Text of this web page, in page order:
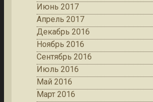
Июнь 2017
Апрель 2017
Декабрь 2016
Ноябрь 2016
Сентябрь 2016
Июль 2016
Май 2016
Март 2016